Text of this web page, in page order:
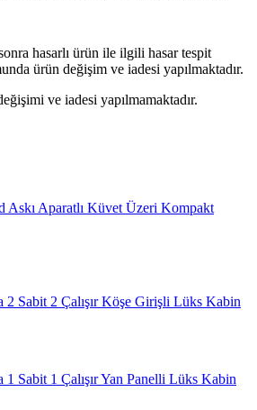
hasarlı ürün ile ilgili hasar tespit
ürün değişim ve iadesi yapılmaktadır.
ve iadesi yapılmamaktadır.
Askı Aparatlı Küvet Üzeri Kompakt
2 Sabit 2 Çalışır Köşe Girişli Lüks Kabin
1 Sabit 1 Çalışır Yan Panelli Lüks Kabin